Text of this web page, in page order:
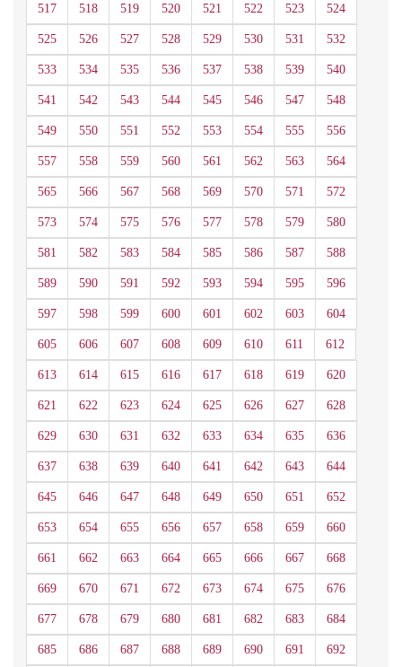
517 518 519 520 521 522 523 524
525 526 527 528 529 530 531 532
533 534 535 536 537 538 539 540
541 542 543 544 545 546 547 548
549 550 551 552 553 554 555 556
557 558 559 560 561 562 563 564
565 566 567 568 569 570 571 572
573 574 575 576 577 578 579 580
581 582 583 584 585 586 587 588
589 590 591 592 593 594 595 596
597 598 599 600 601 602 603 604
605 606 607 608 609 610 611 612
613 614 615 616 617 618 619 620
621 622 623 624 625 626 627 628
629 630 631 632 633 634 635 636
637 638 639 640 641 642 643 644
645 646 647 648 649 650 651 652
653 654 655 656 657 658 659 660
661 662 663 664 665 666 667 668
669 670 671 672 673 674 675 676
677 678 679 680 681 682 683 684
685 686 687 688 689 690 691 692